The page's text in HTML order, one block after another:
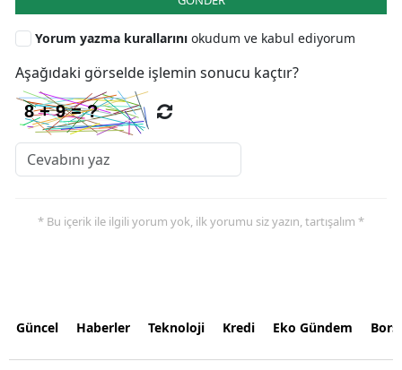
Yorum yazma kurallarını okudum ve kabul ediyorum
Aşağıdaki görselde işlemin sonucu kaçtır?
* Bu içerik ile ilgili yorum yok, ilk yorumu siz yazın, tartışalım *
Güncel Haberler Teknoloji Kredi Eko Gündem